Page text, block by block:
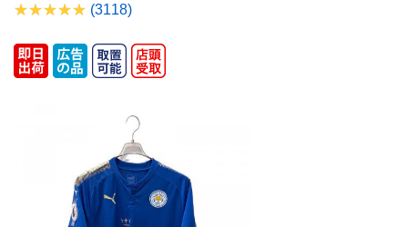
(3118)